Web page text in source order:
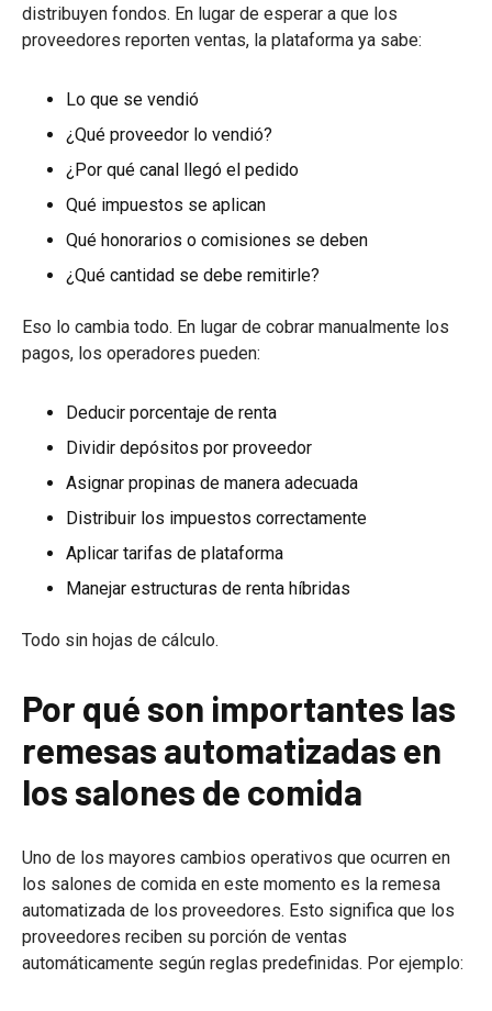
distribuyen fondos. En lugar de esperar a que los
proveedores reporten ventas, la plataforma ya sabe:
Lo que se vendió
¿Qué proveedor lo vendió?
¿Por qué canal llegó el pedido
Qué impuestos se aplican
Qué honorarios o comisiones se deben
¿Qué cantidad se debe remitirle?
Eso lo cambia todo. En lugar de cobrar manualmente los
pagos, los operadores pueden:
Deducir porcentaje de renta
Dividir depósitos por proveedor
Asignar propinas de manera adecuada
Distribuir los impuestos correctamente
Aplicar tarifas de plataforma
Manejar estructuras de renta híbridas
Todo sin hojas de cálculo.
Por qué son importantes las
remesas automatizadas en
los salones de comida
Uno de los mayores cambios operativos que ocurren en
los salones de comida en este momento es la remesa
automatizada de los proveedores. Esto significa que los
proveedores reciben su porción de ventas
automáticamente según reglas predefinidas. Por ejemplo: